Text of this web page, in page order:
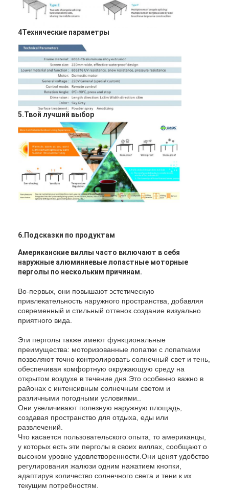
4Технические параметры
5.Твой лучший выбор
6.Подсказки по продуктам
Американские виллы часто включают в себя
наружные алюминиевые лопастные моторные
перголы по нескольким причинам.
Во-первых, они повышают эстетическую
привлекательность наружного пространства, добавляя
современный и стильный оттенок.создание визуально
приятного вида.
Эти перголы также имеют функциональные
преимущества: моторизованные лопатки с лопатками
позволяют точно контролировать солнечный свет и тень,
обеспечивая комфортную окружающую среду на
открытом воздухе в течение дня.Это особенно важно в
районах с интенсивным солнечным светом и
различными погодными условиями..
Они увеличивают полезную наружную площадь,
создавая пространство для отдыха, еды или
развлечений.
Что касается пользовательского опыта, то американцы,
у которых есть эти перголы в своих виллах, сообщают о
высоком уровне удовлетворенности.Они ценят удобство
регулирования жалюзи одним нажатием кнопки,
адаптируя количество солнечного света и тени к их
текущим потребностям.